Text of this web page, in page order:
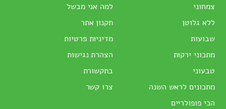
צמחוני
ללא גלוטן
שבועות
מתכוני ירקות
טבעוני
מתכונים לראש השנה
הכי פופולריים
למה אני מבשל
תקנון אתר
מדיניות פרטיות
הצהרת נגישות
בתקשורת
צרו קשר